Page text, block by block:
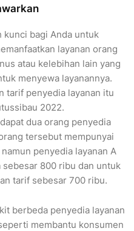
kunci bagi Anda untuk
layanan orang
atau kelebihan lain yang
menyewa layanannya.
tarif penyedia layanan itu
2022.
dua orang penyedia
tersebut mempunyai
penyedia layanan A
800 ribu dan untuk
tarif sebesar 700 ribu.
berbeda penyedia layanan
membantu konsumen